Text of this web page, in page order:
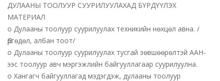
ДУЛААНЫ ТООЛУУР СУУРИЛУУЛАХАД БҮРДҮҮЛЭХ
МАТЕРИАЛ
o Дулааны тоолуур суурилуулах техникийн нөхцөл авна. /
Өргөдөл, албан тоот/
o Дулааны тоолуур суурилуулах тусгай зөвшөөрөлтэй ААН-
ээс тоолуур авч мэргэжлийн байгууллагаар суурилуулна.
o Хангагч байгууллагад мэдэгдэж, дулааны тоолуур